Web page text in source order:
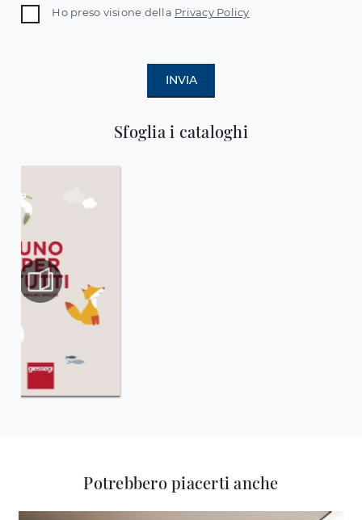
Sfoglia i cataloghi
Ho preso visione della Privacy Policy
INVIA
Potrebbero piacerti anche